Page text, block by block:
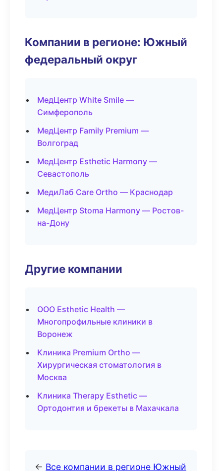
Компании в регионе: Южный
федеральный округ
МедЦентр White Smile —
Симферополь
МедЦентр Family Premium —
Волгоград
МедЦентр Esthetic Harmony —
Севастополь
МедиЛаб Care Ortho — Краснодар
МедЦентр Stoma Harmony — Ростов-
на-Дону
Другие компании
ООО Esthetic Health —
Многопрофильные клиники в
Воронеж
Клиника Premium Ortho —
Хирургическая стоматология в
Москва
Клиника Therapy Esthetic —
Ортодонтия и брекеты в Махачкала
← Все компании в регионе Южный